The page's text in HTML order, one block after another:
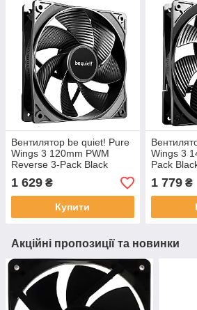
Вентилятор be quiet! Pure
Wings 3 120mm PWM
Reverse 3-Pack Black
(BL137)
1 629 ₴
Купити
Wings 3
Pack
1 779₴
Акційні пропозиції та новинки